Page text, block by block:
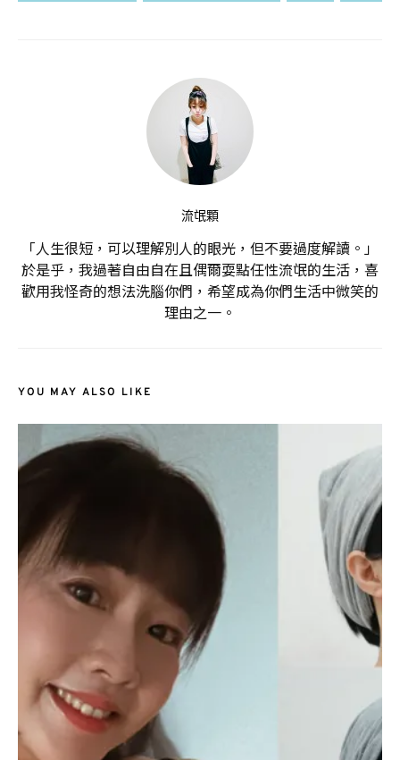
流氓顆
「人生很短，可以理解別人的眼光，但不要過度解讀。」
於是乎，我過著自由自在且偶爾耍點任性流氓的生活，喜
歡用我怪奇的想法洗腦你們，希望成為你們生活中微笑的
理由之一。
YOU MAY ALSO LIKE